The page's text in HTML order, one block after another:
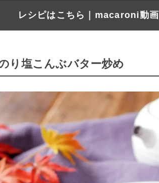
レシピはこちら｜macaroni動画
り塩こんぶバター炒め